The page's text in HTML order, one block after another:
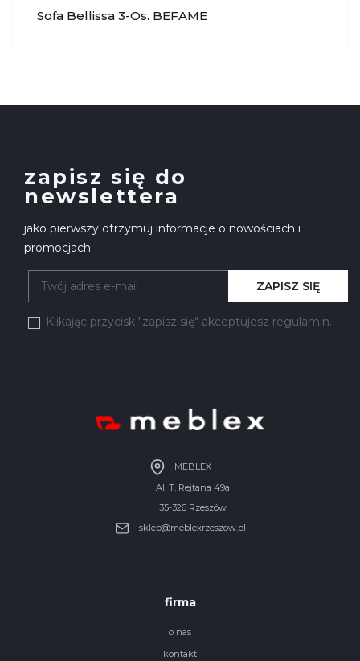
Sofa Bellissa 3-Os. BEFAME
zapisz się do
newslettera
jako pierwszy otrzymuj informacje o nowościach i
promocjach
Klikając przycisk "zapisz się" akceptujesz regulamin.
ZAPISZ SIĘ
MEBLEX
Al. T. Rejtana 49a
35-326 Rzeszów
sklep@meblexrzeszow.pl
firma
o nas
kontakt